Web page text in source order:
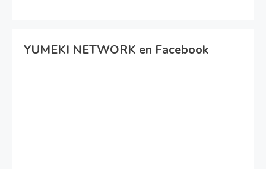
YUMEKI NETWORK en Facebook